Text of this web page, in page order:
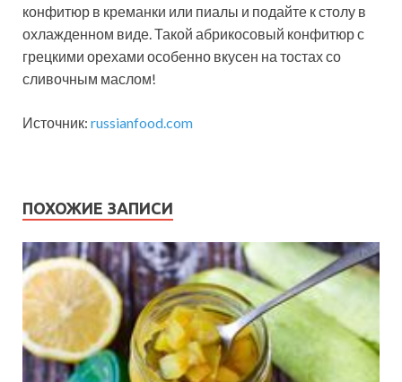
конфитюр в креманки или пиалы и подайте к столу в
охлажденном виде. Такой абрикосовый конфитюр с
грецкими орехами особенно вкусен на тостах со
сливочным маслом!
Источник: russianfood.com
ПОХОЖИЕ ЗАПИСИ